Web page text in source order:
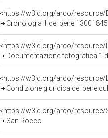
<https://w3id.org/arco/resource/
Cronologia 1 del bene
<https://w3id.org/arco/resource/
Documentazione fotografica 1
<https://w3id.org/arco/resource/
Condizione giuridica del bene
<https://w3id.org/arco/resource/
San Rocco